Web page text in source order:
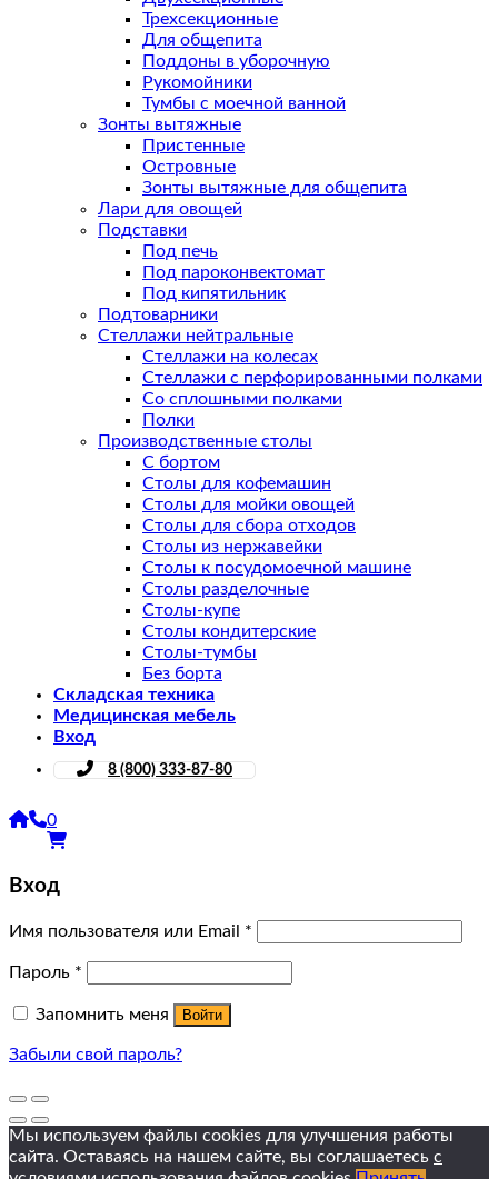
Трехсекционные
Для общепита
Поддоны в уборочную
Рукомойники
Тумбы с моечной ванной
Зонты вытяжные
Пристенные
Островные
Зонты вытяжные для общепита
Лари для овощей
Подставки
Под печь
Под пароконвектомат
Под кипятильник
Подтоварники
Стеллажи нейтральные
Стеллажи на колесах
Стеллажи с перфорированными полками
Со сплошными полками
Полки
Производственные столы
С бортом
Столы для кофемашин
Столы для мойки овощей
Столы для сбора отходов
Столы из нержавейки
Столы к посудомоечной машине
Столы разделочные
Столы-купе
Столы кондитерские
Столы-тумбы
Без борта
Складская техника
Медицинская мебель
Вход
8 (800) 333-87-80
0
Вход
Имя пользователя или Email *
Пароль *
Запомнить меня Войти
Забыли свой пароль?
Мы используем файлы cookies для улучшения работы
сайта. Оставаясь на нашем сайте, вы соглашаетесь с